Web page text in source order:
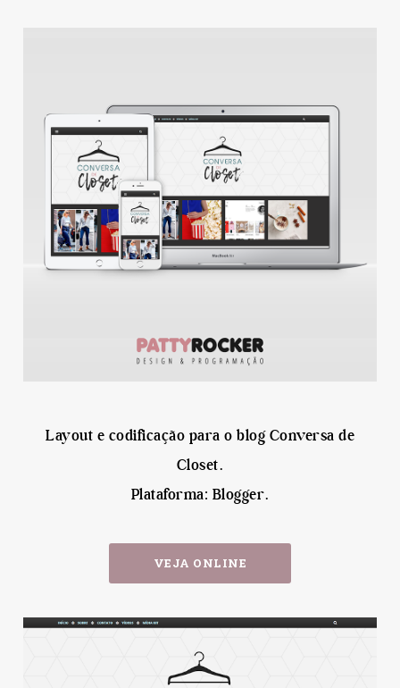
Layout e codificação para o blog Conversa de
Closet.
Plataforma: Blogger.
VEJA ONLINE